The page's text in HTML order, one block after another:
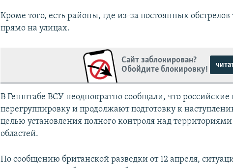
Кроме того, есть районы, где из-за постоянных обстрелов
прямо на улицах.
Сайт заблокирован?
Обойдите блокировку!
В Генштабе ВСУ неоднократно сообщали, что российские
перегруппировку и продолжают подготовку к
целью установления полного контроля над
областей.
По сообщению британской разведки от 12 апреля,